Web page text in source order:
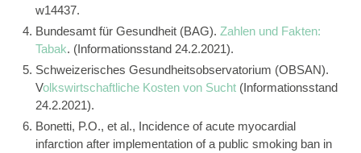
w14437.
Bundesamt für Gesundheit (BAG). Zahlen und Fakten:
Tabak. (Informationsstand 24.2.2021).
Schweizerisches Gesundheitsobservatorium (OBSAN).
Volkswirtschaftliche Kosten von Sucht (Informationsstand
24.2.2021).
Bonetti, P.O., et al., Incidence of acute myocardial
infarction after implementation of a public smoking ban in